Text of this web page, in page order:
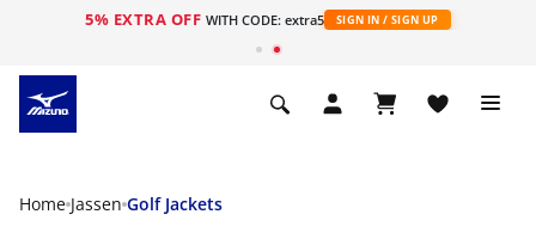
5% EXTRA OFF WITH CODE: extra5 SIGN IN / SIGN UP
Home Jassen Golf Jackets